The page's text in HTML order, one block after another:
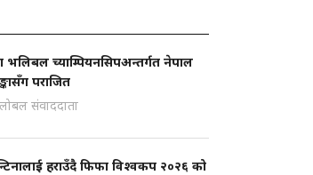
भलिबल च्याम्पियनसिपअन्तर्गत नेपाल
पराजित
संवाददाता
हराउँदै फिफा विश्वकप २०२६ को